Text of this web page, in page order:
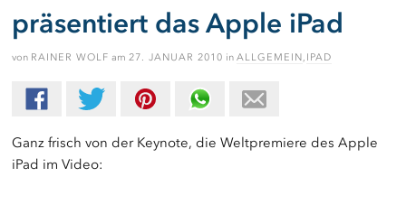
präsentiert das Apple iPad
von RAINER WOLF am27. JANUAR 2010 inALLGEMEIN, IPAD
Ganz frisch von der Keynote, die Weltpremiere des Apple
iPad im Video: